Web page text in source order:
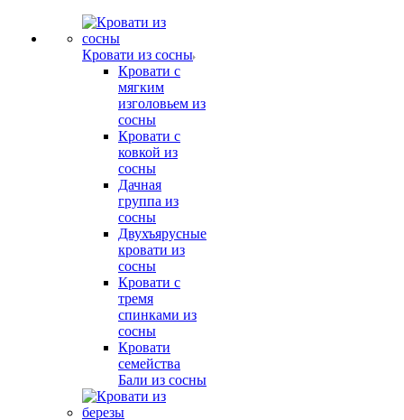
Кровати из сосны
Кровати с
мягким
изголовьем из
сосны
Кровати с
ковкой из
сосны
Дачная
группа из
сосны
Двухъярусные
кровати из
сосны
Кровати с
тремя
спинками из
сосны
Кровати
семейства
Бали из сосны